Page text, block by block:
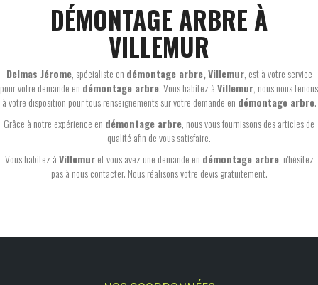
DÉMONTAGE ARBRE À
VILLEMUR
Delmas Jérome, spécialiste en démontage arbre,Villemur, est à votre service
pour votre demande en démontage arbre. Vous habitez àVillemur, nous nous tenons
à votre disposition pour tous renseignements sur votre demande en démontage arbre.
Grâce à notre expérience en démontage arbre, nous vous fournissons des articles de
qualité afin de vous satisfaire.
Vous habitez àVillemuret vous avez une demande en démontage arbre, n'hésitez
pas à nous contacter. Nous réalisons votre devis gratuitement.